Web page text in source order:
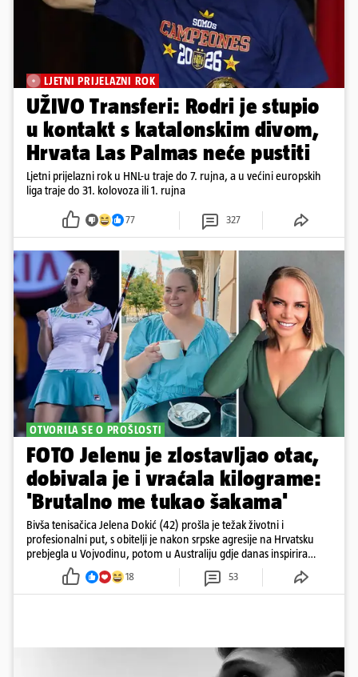
LJETNI PRIJELAZNI ROK
UŽIVO Transferi: Rodri je stupio
u kontakt s katalonskim divom,
Hrvata Las Palmas neće pustiti
Ljetni prijelazni rok u HNL-u traje do 7. rujna, a u većini europskih
liga traje do 31. kolovoza ili 1. rujna
77 327
OTVORILA SE O PROŠLOSTI
FOTO Jelenu je zlostavljao otac,
dobivala je i vraćala kilograme:
'Brutalno me tukao šakama'
Bivša tenisačica Jelena Dokić (42) prošla je težak životni i
profesionalni put, s obitelji je nakon srpske agresije na Hrvatsku
prebjegla u Vojvodinu, potom u Australiju gdje danas inspirira
18 53